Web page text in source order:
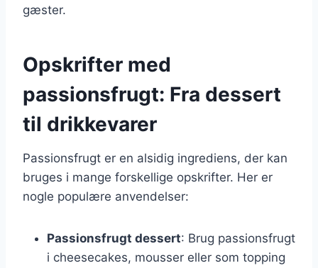
gæster.
Opskrifter med
passionsfrugt: Fra dessert
til drikkevarer
Passionsfrugt er en alsidig ingrediens, der kan
bruges i mange forskellige opskrifter. Her er
nogle populære anvendelser:
Passionsfrugt dessert: Brug passionsfrugt
i cheesecakes, mousser eller som topping